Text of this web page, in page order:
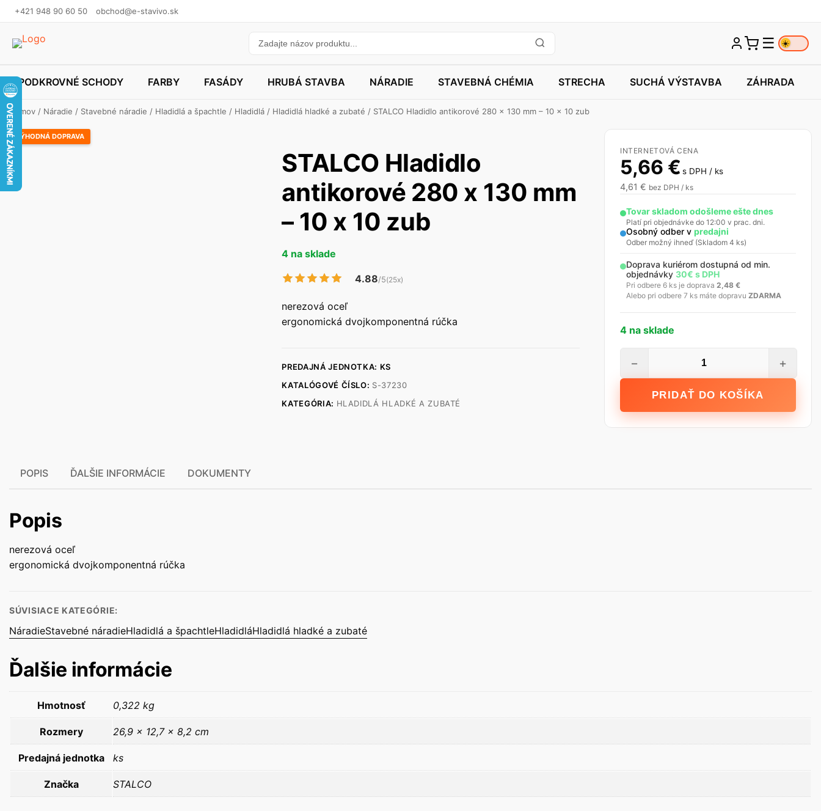
+421 948 90 60 50 obchod@e-stavivo.sk
☰ ☀️
PODKROVNÉ SCHODY FARBY FASÁDY HRUBÁ STAVBA NÁRADIE STAVEBNÁ CHÉMIA STRECHA SUCHÁ VÝSTAVBA ZÁHRADA
Domov / Náradie / Stavebné náradie / Hladidlá a špachtle / Hladidlá / Hladidlá hladké a zubaté / STALCO Hladidlo antikorové 280 x 130 mm – 10 x 10 zub
VÝHODNÁ DOPRAVA
STALCO Hladidlo
antikorové 280 x 130 mm
– 10 x 10 zub
4 na sklade
4.88/5(25x)
nerezová oceľ
ergonomická dvojkomponentná rúčka
PREDAJNÁ JEDNOTKA: KS
KATALÓGOVÉ ČÍSLO: S-37230
KATEGÓRIA: HLADIDLÁ HLADKÉ A ZUBATÉ
INTERNETOVÁ CENA
5,66 € s DPH / ks
4,61 € bez DPH / ks
Tovar skladom odošleme ešte dnes
Platí pri objednávke do 12:00 v prac. dni.
Osobný odber v predajni
Odber možný ihneď (Skladom 4 ks)
Doprava kuriérom dostupná od min.
objednávky 30€ s DPH
Pri odbere 6 ks je doprava 2,48 €
Alebo pri odbere 7 ks máte dopravu ZDARMA
4 na sklade
antikorové
280
− +
PRIDAŤ DO KOŠÍKA
POPIS ĎALŠIE INFORMÁCIE DOKUMENTY
Popis
nerezová oceľ
ergonomická dvojkomponentná rúčka
SÚVISIACE KATEGÓRIE:
NáradieStavebné náradieHladidlá a špachtleHladidláHladidlá hladké a zubaté
Ďalšie informácie
Hmotnosť 0,322 kg
Rozmery 26,9 × 12,7 × 8,2 cm
Predajná jednotka ks
Značka STALCO